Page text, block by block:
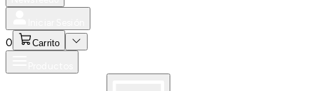
0 Carrito